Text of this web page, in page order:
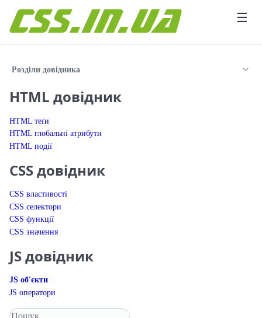
☰
Розділи довідника
HTML довідник
HTML теґи
HTML глобальні атрибути
HTML події
CSS довідник
CSS властивості
CSS селектори
CSS функції
CSS значення
JS довідник
JS об'єкти
JS оператори
Пошук у довіднику